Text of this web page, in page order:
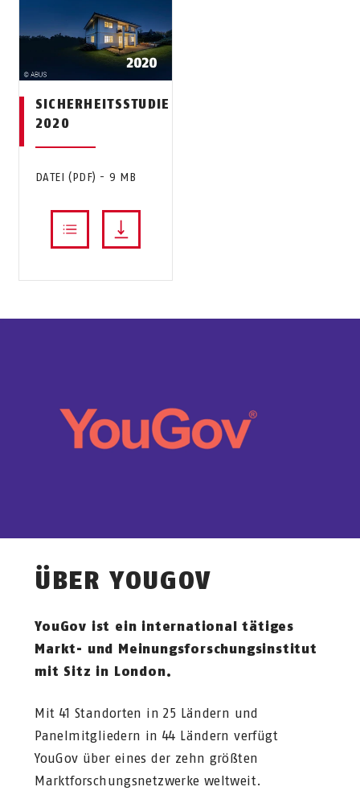
SICHERHEITSSTUDIE
2020
DATEI (PDF) - 9 MB
ÜBER YOUGOV
YouGov ist ein international tätiges
Markt- und Meinungsforschungsinstitut
mit Sitz in London.
Mit 41 Standorten in 25 Ländern und
Panelmitgliedern in 44 Ländern verfügt
YouGov über eines der zehn größten
Marktforschungsnetzwerke weltweit.